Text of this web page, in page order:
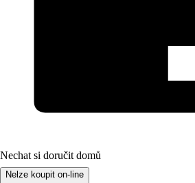
Nechat si doručit domů
Nelze koupit on-line